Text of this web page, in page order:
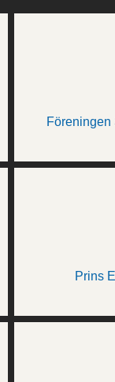
Föreningen
Prins